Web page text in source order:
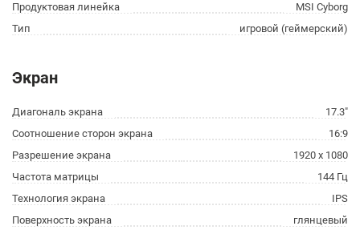
Продуктовая линейка
MSI Cyborg
Тип
игровой (геймерский)
Экран
Диагональ экрана
17.3"
Соотношение сторон экрана
16:9
Разрешение экрана
1920 x 1080
Частота матрицы
144 Гц
Технология экрана
IPS
Поверхность экрана
глянцевый